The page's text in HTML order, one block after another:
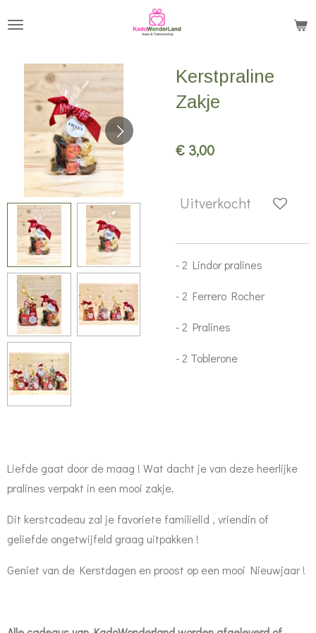
hoofdinhoud
Kerstpraline
Zakje
€ 3,00
Uitverkocht
- 2 Lindor pralines
- 2 Ferrero Rocher
- 2 Pralines
- 2 Toblerone
Liefde gaat door de maag ! Wat dacht je van deze heerlijke
pralines verpakt in een mooi zakje.
Dit kerstcadeau zal je favoriete familielid , vriendin of
geliefde ongetwijfeld graag uitpakken !
Geniet van de Kerstdagen en proost op een mooi Nieuwjaar !